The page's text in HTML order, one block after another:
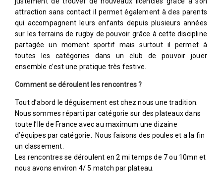
attraction sans contact il permet également à des parents
qui accompagnent leurs enfants depuis plusieurs années
sur les terrains de rugby de pouvoir grâce à cette discipline
partagée un moment sportif mais surtout il permet à
toutes les catégories dans un club de pouvoir jouer
ensemble c’est une pratique très festive.
Comment se déroulent les rencontres ?
Tout d’abord le déguisement est chez nous une tradition.
Nous sommes réparti par catégorie sur des plateaux dans
toute l’Ile de France avec au maximum une dizaine
d’équipes par catégorie. Nous faisons des poules et a la fin
un classement.
Les rencontres se déroulent en 2 mi temps de 7 ou 10mn et
nous avons environ 4/ 5 match par plateau.